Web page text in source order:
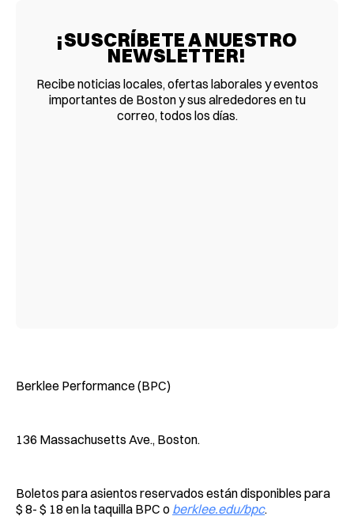
¡SUSCRÍBETE A NUESTRO
NEWSLETTER!
Recibe noticias locales, ofertas laborales y eventos
importantes de Boston y sus alrededores en tu
correo, todos los días.
Berklee Performance (BPC)
136 Massachusetts Ave., Boston.
Boletos para asientos reservados están disponibles para
$ 8- $ 18 en la taquilla BPC o berklee.edu/bpc.